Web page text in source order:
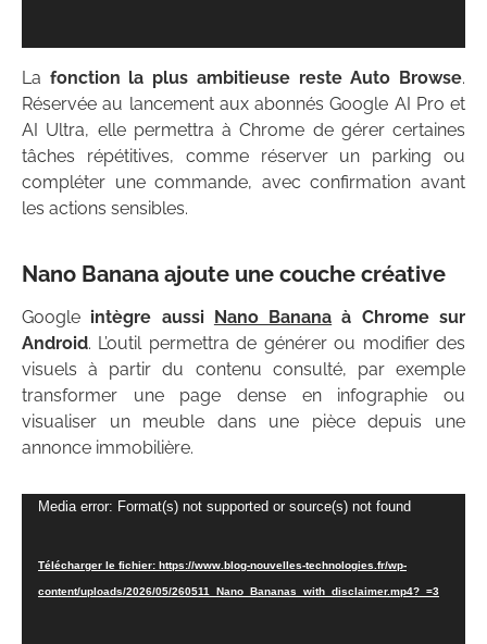
La fonction la plus ambitieuse reste Auto Browse.
Réservée au lancement aux abonnés Google AI Pro et
AI Ultra, elle permettra à Chrome de gérer certaines
tâches répétitives, comme réserver un parking ou
compléter une commande, avec confirmation avant
les actions sensibles.
Nano Banana ajoute une couche créative
Google intègre aussi Nano Banana à Chrome sur
Android. L’outil permettra de générer ou modifier des
visuels à partir du contenu consulté, par exemple
transformer une page dense en infographie ou
visualiser un meuble dans une pièce depuis une
annonce immobilière.
Lecteur
Media error: Format(s) not supported or source(s) not found
Télécharger le fichier: https://www.blog-nouvelles-technologies.fr/wp-
content/uploads/2026/05/260511_Nano_Bananas_with_disclaimer.mp4?_=3